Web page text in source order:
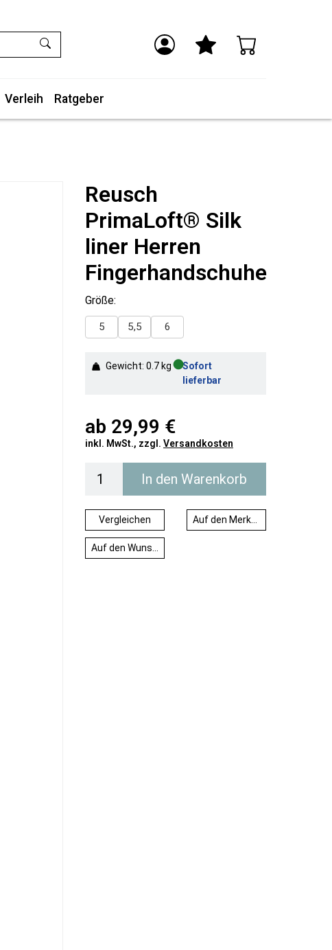
Verleih Ratgeber
Reusch
PrimaLoft® Silk
liner Herren
Fingerhandschuhe
Größe:
5 5,5 6
Gewicht: 0.7 kg●Sofort
lieferbar
ab 29,99 €
inkl. MwSt., zzgl. Versandkosten
In den Warenkorb
Vergleichen